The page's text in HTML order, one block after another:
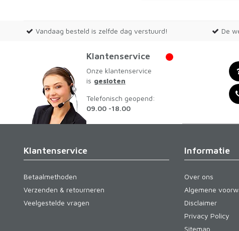
Vandaag besteld is zelfde dag verstuurd! De
Klantenservice
Onze klantenservice
is gesloten
Telefonisch geopend:
09.00 -18.00
Klantenservice
Betaalmethoden
Verzenden & retourneren
Veelgestelde vragen
Informatie
Over ons
Algemene
Disclaimer
Privacy Policy
Sitemap